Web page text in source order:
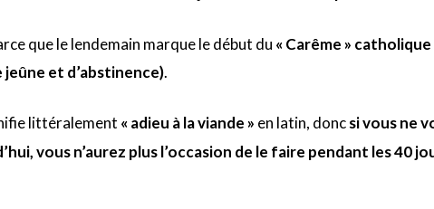
que le lendemain marque le début du « Carême » catholique
et d’abstinence).
littéralement « adieu à la viande » en latin, doncsi vous ne
vous n’aurez plus l’occasion de le faire pendant les 40